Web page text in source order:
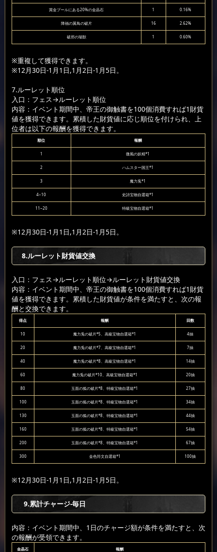
賞金プールにある20%の金晶石 1 0.16%
降福の翼鳥の破片 16 2.62%
破邪の瑞獣 1 0.60%
※重複して獲得できます。
※12月30日-1月1日,1月2日-1月5日。
7.ルーレット順位
入口：フェス→ルーレット順位
内容：イベント期間中、帝王の御触書を100個消費すれば1財貨
値を獲得できます。累積した財貨値に応じ順位を付けられ、上
位者は以下の報酬を獲得できます。
順位 報酬
1 微風の妖精*1
2 ハムスター国王*1
3 魔力兎*1
4~10 史詩宝物自選箱*1
11~20 特級宝物自選箱*1
※12月30日-1月1日,1月2日-1月5日。
8.ルーレット財貨値交換
入口：フェス→ルーレット順位→ルーレット財貨値交換
内容：イベント期間中、帝王の御触書を100個消費すれば1財貨
値を獲得できます。累積した財貨値が条件を満たすと、次の報
酬と交換できます。
得点 報酬 回数
10 魔力兎の破片*5、高級宝物自選箱*1 4抽
20 魔力兎の破片*7、高級宝物自選箱*1 7抽
40 魔力兎の破片*8、高級宝物自選箱*1 14抽
60 魔力兎の破片*10、高級宝物自選箱*1 20抽
80 玉面の狐の破片*8、特級宝物自選箱*1 27抽
100 玉面の狐の破片*8、特級宝物自選箱*1 34抽
130 玉面の狐の破片*8、特級宝物自選箱*1 44抽
160 玉面の狐の破片*8、特級宝物自選箱*1 54抽
200 玉面の狐の破片*8、特級宝物自選箱*1 67抽
300 金色符文自選箱*1 100抽
※12月30日-1月1日,1月2日-1月5日。
9.累計チャージ-毎日
内容：イベント期間中、1日のチャージ額が条件を満たすと、次
の報酬が受領できます。
金晶石 報酬